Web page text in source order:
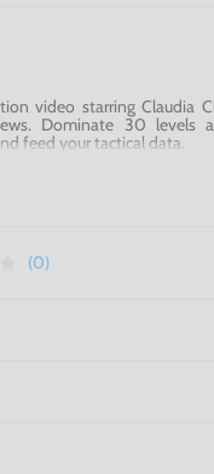
video starring Claudia
Dominate 30 levels
feed your tactical data.
(0)